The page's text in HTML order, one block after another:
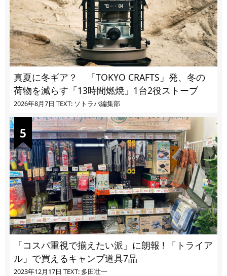
真夏に冬ギア？ 「TOKYO CRAFTS」発、冬の
荷物を減らす「13時間燃焼」1台2役ストーブ
2026年8月7日 TEXT: ソトラバ編集部
「コスパ重視で揃えたい派」に朗報 ! 「トライア
ル」で買えるキャンプ道具7品
2023年12月17日 TEXT: 多田壮一